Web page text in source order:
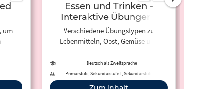
um
Essen und Trinken -
Interaktive Übungen |
ZUM Deutsch Lernen
Verschiedene Übungstypen zu
Lebenmitteln, Obst, Gemüse und
Deutsch als Zweitsprache
Primarstufe, Sekundarstufe I, Sekundarstufe II,
Hochschule, Erwachsenenbildung